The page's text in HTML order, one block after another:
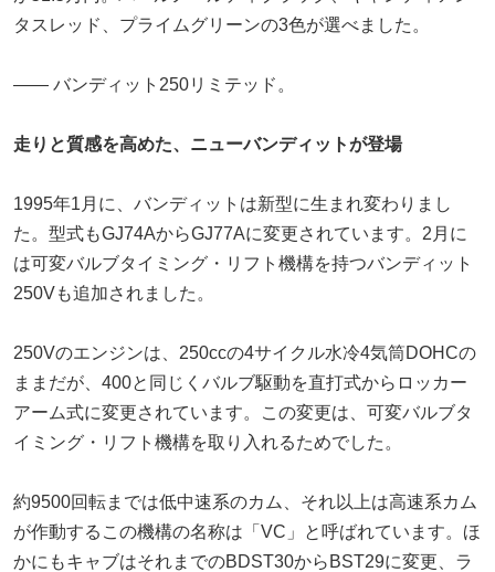
タスレッド、プライムグリーンの3色が選べました。
―― バンディット250リミテッド。
走りと質感を高めた、ニューバンディットが登場
1995年1月に、バンディットは新型に生まれ変わりまし
た。型式もGJ74AからGJ77Aに変更されています。2月に
は可変バルブタイミング・リフト機構を持つバンディット
250Vも追加されました。
250Vのエンジンは、250ccの4サイクル水冷4気筒DOHCの
ままだが、400と同じくバルブ駆動を直打式からロッカー
アーム式に変更されています。この変更は、可変バルブタ
イミング・リフト機構を取り入れるためでした。
約9500回転までは低中速系のカム、それ以上は高速系カム
が作動するこの機構の名称は「VC」と呼ばれています。ほ
かにもキャブはそれまでのBDST30からBST29に変更、ラ